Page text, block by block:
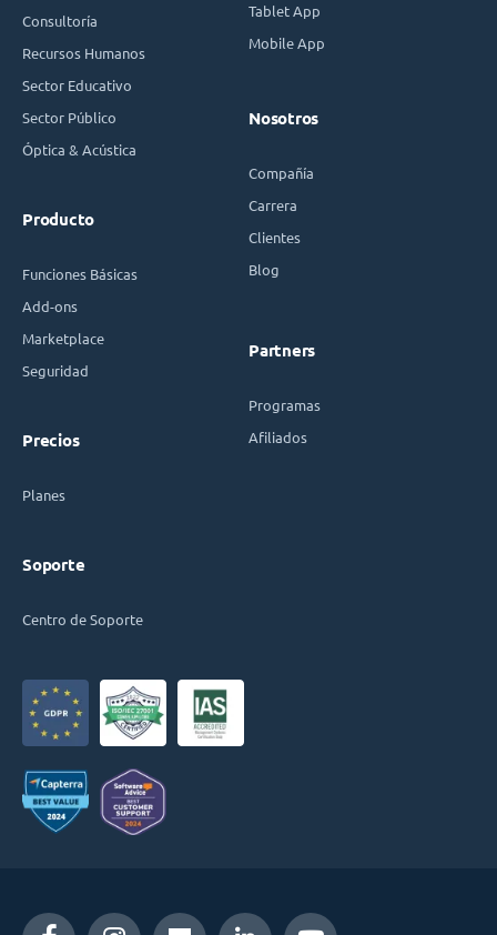
Consultoría
Recursos Humanos
Sector Educativo
Sector Público
Óptica & Acústica
Producto
Funciones Básicas
Add-ons
Marketplace
Seguridad
Precios
Planes
Soporte
Centro de Soporte
Tablet App
Mobile App
Nosotros
Compañía
Carrera
Clientes
Blog
Partners
Programas
Afiliados